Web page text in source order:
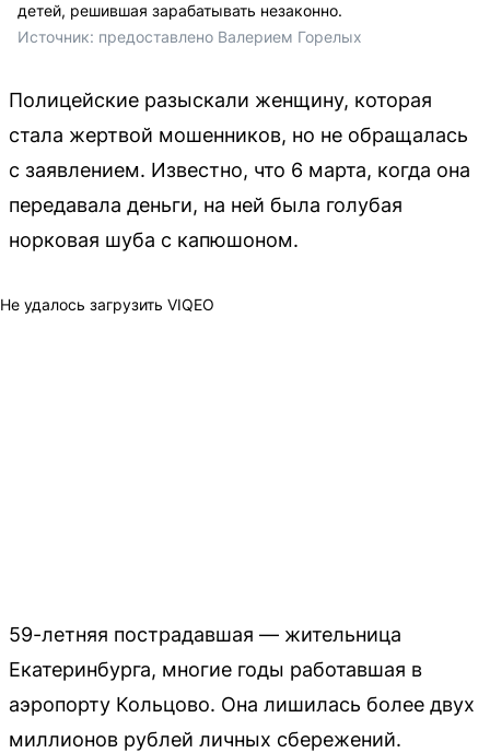
детей, решившая зарабатывать незаконно.
Источник: предоставлено Валерием Горелых
Полицейские разыскали женщину, которая
стала жертвой мошенников, но не обращалась
с заявлением. Известно, что 6 марта, когда она
передавала деньги, на ней была голубая
норковая шуба с капюшоном.
Не удалось загрузить VIQEO
59-летняя пострадавшая — жительница
Екатеринбурга, многие годы работавшая в
аэропорту Кольцово. Она лишилась более двух
миллионов рублей личных сбережений.